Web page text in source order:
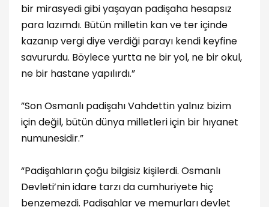
bir mirasyedi gibi yaşayan padişaha hesapsız
para lazımdı. Bütün milletin kan ve ter içinde
kazanıp vergi diye verdiği parayı kendi keyfine
savururdu. Böylece yurtta ne bir yol, ne bir okul,
ne bir hastane yapılırdı.”
”Son Osmanlı padişahı Vahdettin yalnız bizim
için değil, bütün dünya milletleri için bir hıyanet
numunesidir.”
“Padişahların çoğu bilgisiz kişilerdi. Osmanlı
Devleti’nin idare tarzı da cumhuriyete hiç
benzemezdi. Padişahlar ve memurları devlet